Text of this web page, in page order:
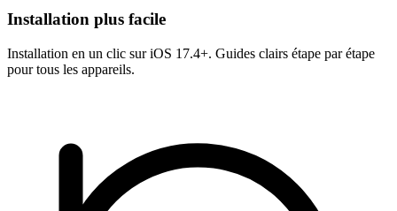
Installation plus facile
Installation en un clic sur iOS 17.4+. Guides clairs étape par étape
pour tous les appareils.